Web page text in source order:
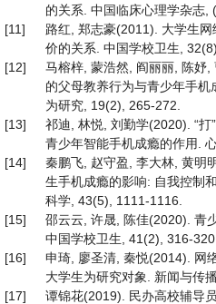
的关系. 中国临床心理学杂志,
[11]
路红, 郑志豪(2011). 大学生
价的关系. 中国学校卫生,
[12]
马榕梓, 蒙浩然, 阎丽丽, 陈妤
的父母教养行为与青少年手
为研究, 19(2), 265-272.
[13]
祁迪, 林悦, 刘勤学(2020). “
青少年智能手机成瘾的作用.
[14]
秦鹏飞, 赵守盈, 李大林, 黄明
生手机成瘾的影响: 自我控制
科学, 43(5), 1111-1116.
[15]
邵云云, 许晟, 陈佳(2020). 青
中国学校卫生, 41(2), 316-320.
[16]
申琦, 廖圣清, 秦悦(2014). 网
大学生为研究对象. 新闻与传
[17]
谭锦花(2019). 民办高校辅导